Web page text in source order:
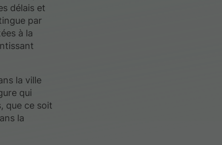
délais et
par
à la
la ville
qui
que ce soit
la